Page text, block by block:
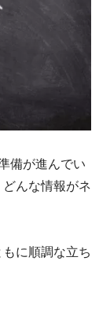
備が進んでい
んな情報がネ
に順調な立ち